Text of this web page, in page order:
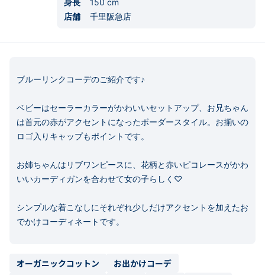
身長 150 cm
店舗
千里阪急店
ブルーリンクコーデのご紹介です♪
ベビーはセーラーカラーがかわいいセットアップ、お兄ちゃん
は首元の赤がアクセントになったボーダースタイル。お揃いの
ロゴ入りキャップもポイントです。
お姉ちゃんはリブワンピースに、花柄と赤いピコレースがかわ
いいカーディガンを合わせて女の子らしく♡
シンプルな着こなしにそれぞれ少しだけアクセントを加えたお
でかけコーディネートです。
オーガニックコットン
お出かけコーデ